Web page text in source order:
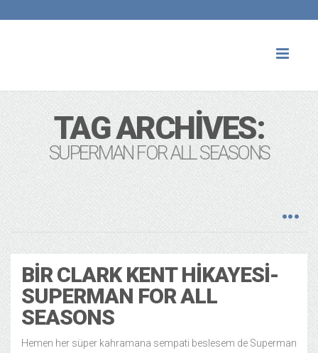
TAG ARCHIVES:
SUPERMAN FOR ALL SEASONS
BIR CLARK KENT HIKAYESI-
SUPERMAN FOR ALL
SEASONS
Hemen her süper kahramana sempati beslesem de Superman